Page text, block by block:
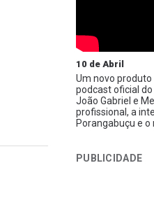
10 de Abril
Um novo produto
podcast oficial
João Gabriel e
profissional, a
Porangabuçu e o
PUBLICIDADE